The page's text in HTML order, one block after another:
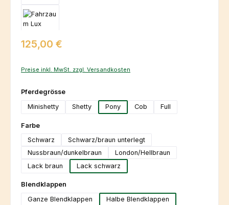
Regulärer Preis:
125,00 €
Preise inkl. MwSt. zzgl. Versandkosten
Pferdegrösseauswählen
Minishetty
Shetty Pony Cob Full
Farbeauswählen
Schwarz
Schwarz/braun unterlegt
Nussbraun/dunkelbraun
London/Hellbraun
Lack braun
Lack schwarz
Blendklappen
Ganze Blendklappen
Halbe Blendklappen